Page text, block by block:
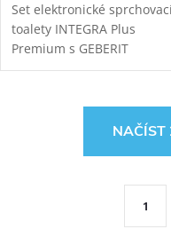
Set elektronické
toalety INTEGRA Plus
Premium s GEBERIT
KOMBIFIX 110.367.00.5
Oproti základní verzi
INTEGRA+ vylepšenýNAČÍST
1